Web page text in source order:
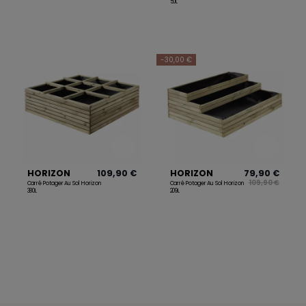
50L
HORIZON
Carré Potager Au Sol Horizon
380L
109,90 € HORIZON
Carré Potager Au Sol Horizon
209L
79,90 €
109,90 €
-30,00 €